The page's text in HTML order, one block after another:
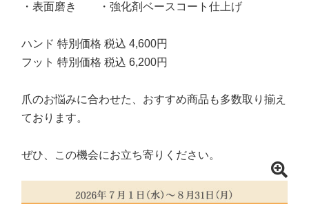
・表面磨き ・強化剤ベースコート仕上げ
ハンド 特別価格 税込 4,600円
フット 特別価格 税込 6,200円
爪のお悩みに合わせた、おすすめ商品も多数取り揃え
ております。
ぜひ、この機会にお立ち寄りください。